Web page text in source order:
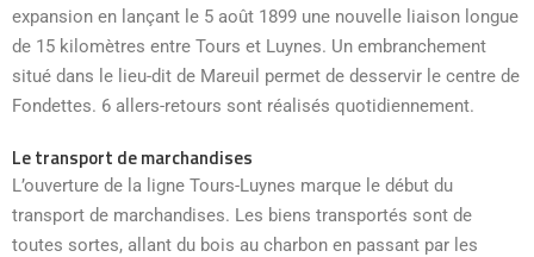
expansion en lançant le 5 août 1899 une nouvelle liaison longue
de 15 kilomètres entre Tours et Luynes. Un embranchement
situé dans le lieu-dit de Mareuil permet de desservir le centre de
Fondettes. 6 allers-retours sont réalisés quotidiennement.
Le transport de marchandises
L’ouverture de la ligne Tours-Luynes marque le début du
transport de marchandises. Les biens transportés sont de
toutes sortes, allant du bois au charbon en passant par les